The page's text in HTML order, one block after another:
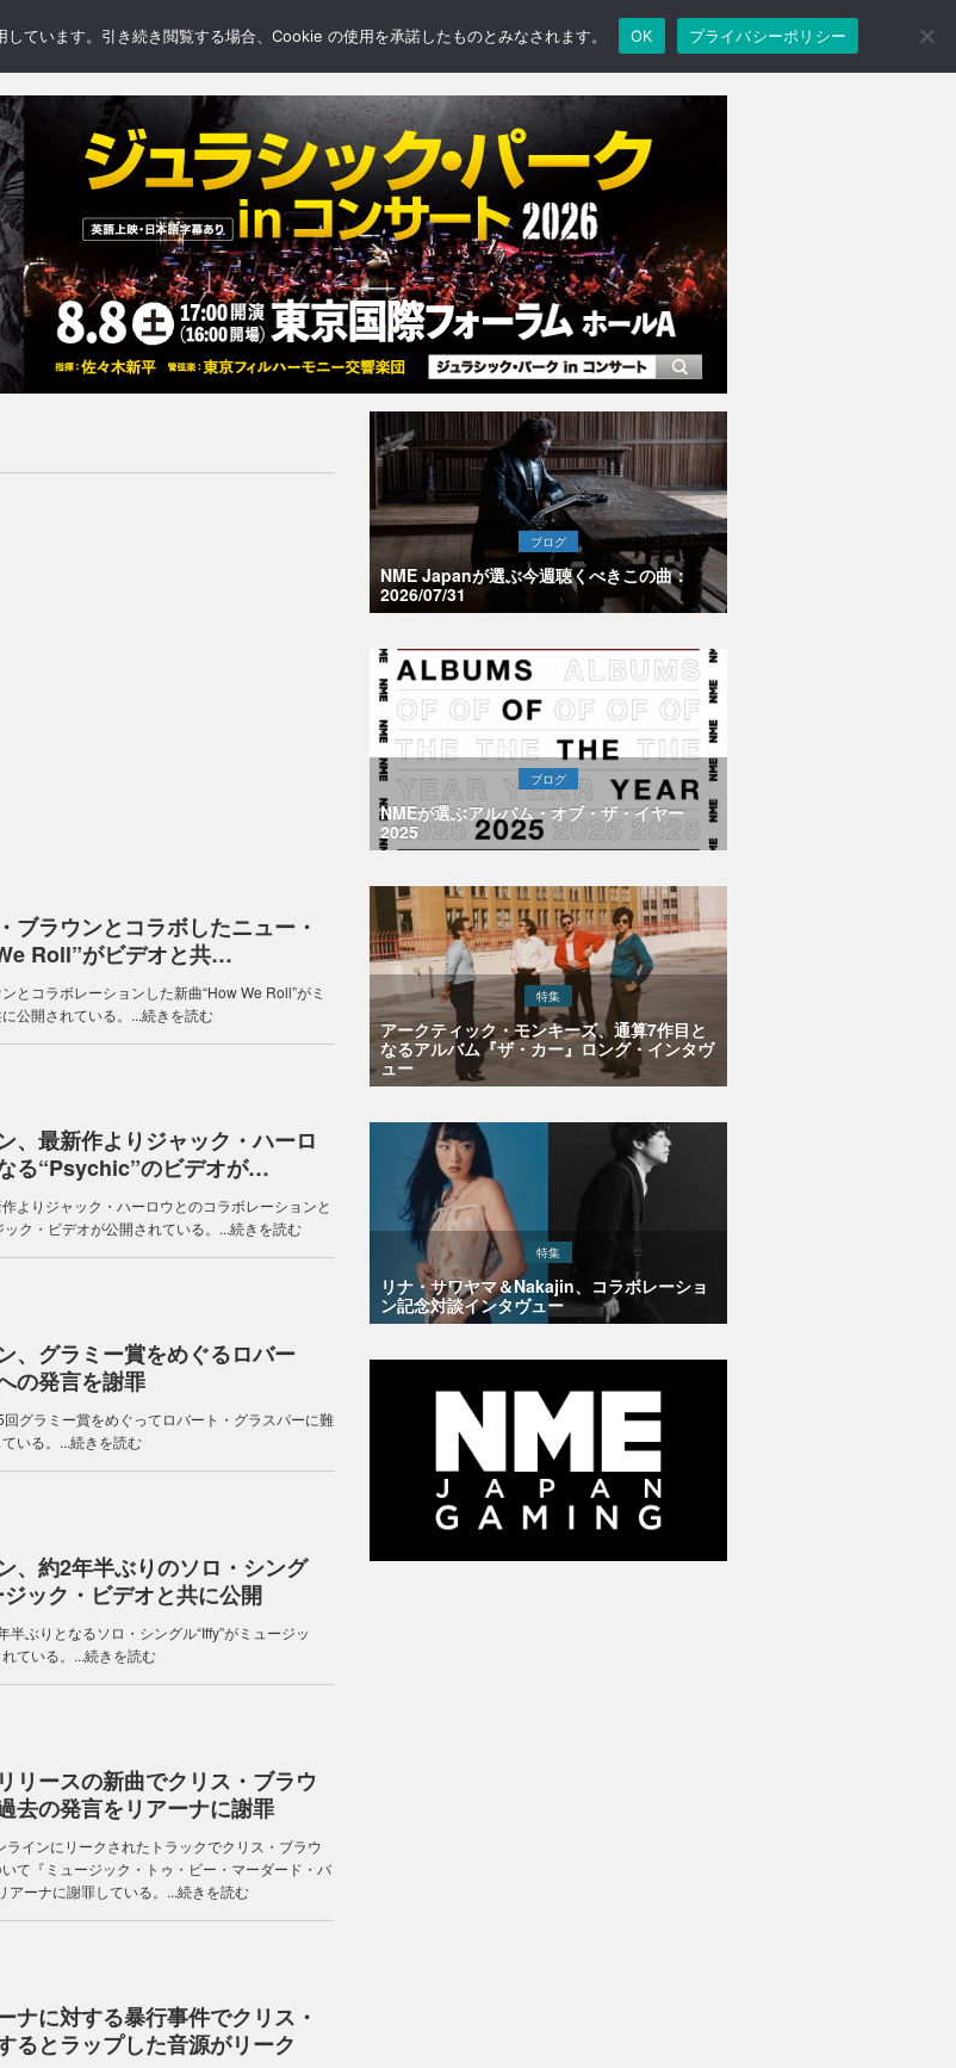
FEATURE
ブラウンとコラボしたニュー・
Roll”がビデオと共…
とコラボレーションした新曲“How We Roll”がミ
公開されている。...続きを読む
、最新作よりジャック・ハーロ
る“Psychic”のビデオが…
よりジャック・ハーロウとのコラボレーションと
ック・ビデオが公開されている。...続きを読む
、グラミー賞をめぐるロバー
の発言を謝罪
グラミー賞をめぐってロバート・グラスパーに難
いる。...続きを読む
、約2年半ぶりのソロ・シング
ック・ビデオと共に公開
半ぶりとなるソロ・シングル“Iffy”がミュージッ
ている。...続きを読む
リースの新曲でクリス・ブラウ
去の発言をリアーナに謝罪
インにリークされたトラックでクリス・ブラウ
て『ミュージック・トゥ・ビー・マーダード・バ
アーナに謝罪している。...続きを読む
ナに対する暴行事件でクリス・
るとラップした音源がリーク
ブログ
NME Japanが選ぶ今週聴くべきこの曲：
2026/07/31
ブログ
NMEが選ぶアルバム・オブ・ザ・イヤー
2025
特集
アークティック・モンキーズ、通算7作目と
なるアルバム『ザ・カー』ロング・インタヴ
ュー
特集
リナ・サワヤマ＆Nakajin、コラボレーショ
ン記念対談インタヴュー
ています。引き続き閲覧する場合、Cookie の使用を承諾したものとみなされます。 OK プライバシーポリシー